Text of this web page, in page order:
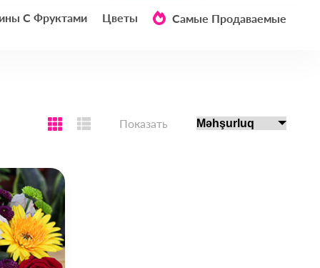
С Фруктами Цветы Самые Продаваемые
Показать